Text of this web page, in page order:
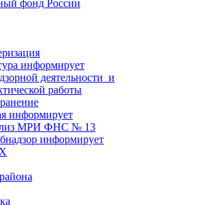
фонд России
информирует
деятельности и
работы
информирует
МРИ ФНС № 13
информирует